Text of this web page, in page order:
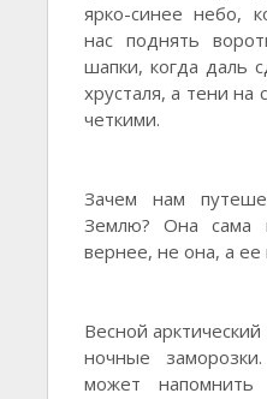
ярко-синее небо,
нас поднять
шапки, когда даль
хрусталя, а тени на
четкими.
Зачем нам
Землю? Она сама
вернее, не она, а ее
Весной
ночные
может